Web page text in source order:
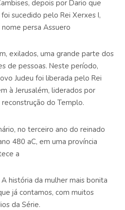
depois por Dario que
sucedido pelo Rei Xerxes I,
persa Assuero
exilados, uma grande parte dos
de pessoas. Neste período,
Judeu foi liberada pelo Rei
à Jerusalém, liderados por
reconstrução do Templo.
no terceiro ano do reinado
480 aC, em uma província
a
história da mulher mais bonita
já contamos, com muitos
da Série.